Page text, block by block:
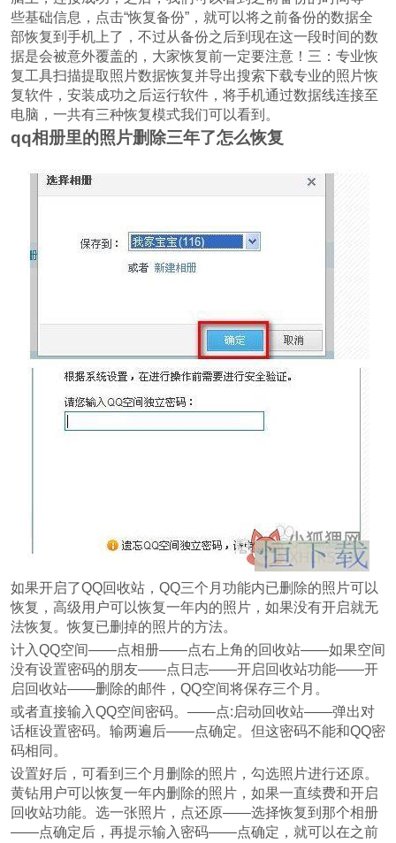
些基础信息，点击“恢复备份”，就可以将之前备份的数据全
部恢复到手机上了，不过从备份之后到现在这一段时间的数
据是会被意外覆盖的，大家恢复前一定要注意！三：专业恢
复工具扫描提取照片数据恢复并导出搜索下载专业的照片恢
复软件，安装成功之后运行软件，将手机通过数据线连接至
电脑，一共有三种恢复模式我们可以看到。
qq相册里的照片删除三年了怎么恢复
如果开启了QQ回收站，QQ三个月功能内已删除的照片可以
恢复，高级用户可以恢复一年内的照片，如果没有开启就无
法恢复。恢复已删掉的照片的方法。
计入QQ空间——点相册——点右上角的回收站——如果空间
没有设置密码的朋友——点日志——开启回收站功能——开
启回收站——删除的邮件，QQ空间将保存三个月。
或者直接输入QQ空间密码。——点:启动回收站——弹出对
话框设置密码。输两遍后——点确定。但这密码不能和QQ密
码相同。
设置好后，可看到三个月删除的照片，勾选照片进行还原。
黄钻用户可以恢复一年内删除的照片，如果一直续费和开启
回收站功能。选一张照片，点还原——选择恢复到那个相册
——点确定后，再提示输入密码——点确定，就可以在之前